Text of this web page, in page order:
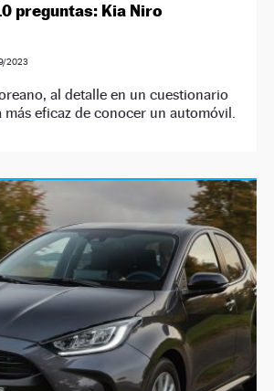
preguntas: Kia Niro
2023
al detalle en un cuestionario
eficaz de conocer un automóvil.